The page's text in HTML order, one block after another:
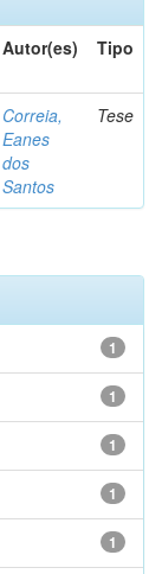
Autor(es) Tipo
Correia,
Eanes
dos
Santos
Tese
1
1
1
1
1